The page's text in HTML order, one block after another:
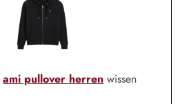
ami pullover herren wissen